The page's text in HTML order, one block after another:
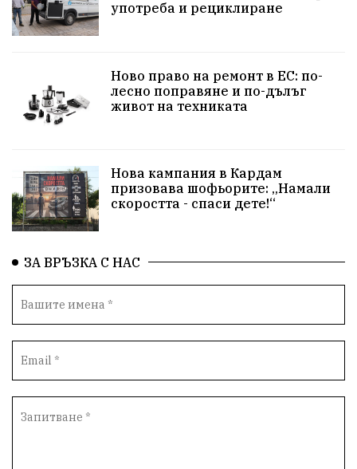
Шампион
Общност Крушари
употреба и рециклиране
Ново право на ремонт в ЕС: по-
лесно поправяне и по-дълъг
живот на техниката
Нова кампания в Кардам
призовава шофьорите: „Намали
скоростта - спаси дете!“
ЗА ВРЪЗКА С НАС